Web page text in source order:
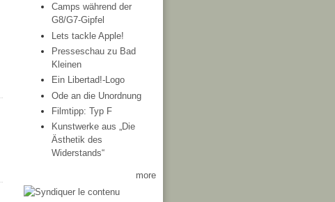
Camps während der
G8/G7-Gipfel
Lets tackle Apple!
Presseschau zu Bad
Kleinen
Ein Libertad!-Logo
Ode an die Unordnung
Filmtipp: Typ F
Kunstwerke aus „Die
Ästhetik des
Widerstands“
more